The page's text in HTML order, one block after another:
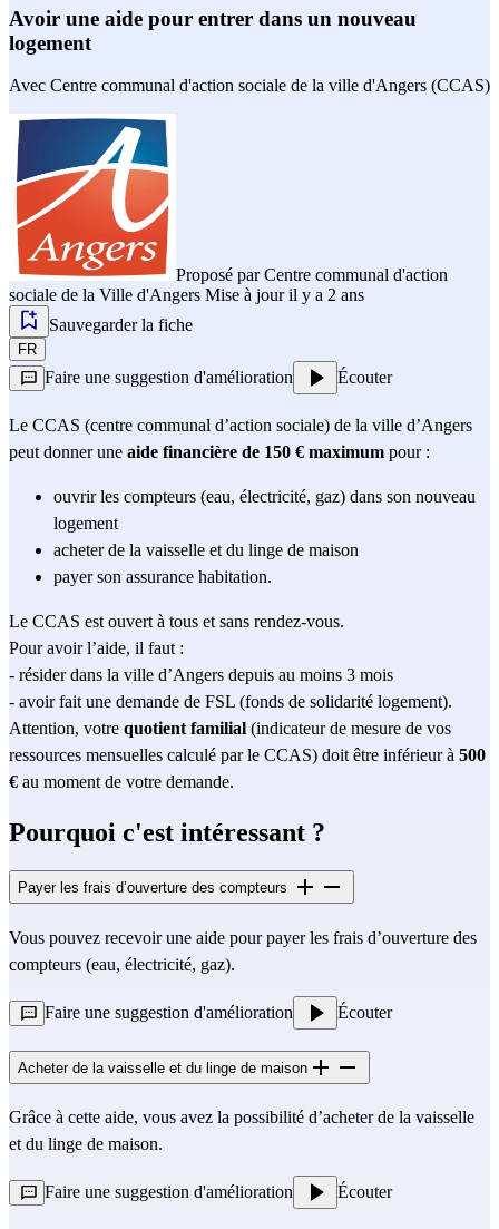
Avoir une aide pour entrer dans un nouveau
logement
Avec Centre communal d'action sociale de la ville d'Angers (CCAS)
Proposé par Centre communal d'action
sociale de la Ville d'Angers Mise à jour il y a 2 ans
Sauvegarder la fiche
FR
Faire une suggestion d'amélioration Écouter
Le CCAS (centre communal d’action sociale) de la ville d’Angers
peut donner une aide financière de 150 € maximum pour :
ouvrir les compteurs (eau, électricité, gaz) dans son nouveau
logement
acheter de la vaisselle et du linge de maison
payer son assurance habitation.
Le CCAS est ouvert à tous et sans rendez-vous.
Pour avoir l’aide, il faut :
- résider dans la ville d’Angers depuis au moins 3 mois
- avoir fait une demande de FSL (fonds de solidarité logement).
Attention, votre quotient familial (indicateur de mesure de vos
ressources mensuelles calculé par le CCAS) doit être inférieur à 500
€ au moment de votre demande.
Pourquoi c'est intéressant ?
Payer les frais d’ouverture des compteurs
Vous pouvez recevoir une aide pour payer les frais d’ouverture des
compteurs (eau, électricité, gaz).
Faire une suggestion d'amélioration Écouter
Acheter de la vaisselle et du linge de maison
Grâce à cette aide, vous avez la possibilité d’acheter de la vaisselle
et du linge de maison.
Faire une suggestion d'amélioration Écouter